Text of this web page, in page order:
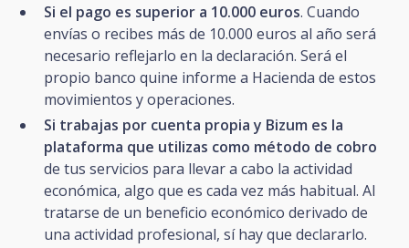
Si el pago es superior a 10.000 euros. Cuando
envías o recibes más de 10.000 euros al año será
necesario reflejarlo en la declaración. Será el
propio banco quine informe a Hacienda de estos
movimientos y operaciones.
Si trabajas por cuenta propia y Bizum es la
plataforma que utilizas como método de cobro
de tus servicios para llevar a cabo la actividad
económica, algo que es cada vez más habitual. Al
tratarse de un beneficio económico derivado de
una actividad profesional, sí hay que declararlo.